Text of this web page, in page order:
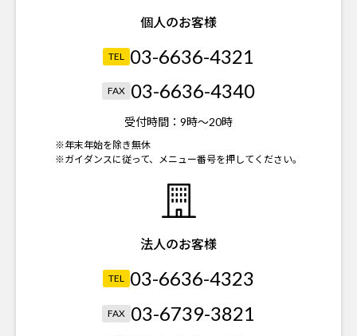
個人のお客様
TEL 03-6636-4321
FAX 03-6636-4340
受付時間： 9時～20時
※年末年始を除き無休
※ガイダンスに従って、メニュー番号を押してください。
法人のお客様
TEL 03-6636-4323
FAX 03-6739-3821